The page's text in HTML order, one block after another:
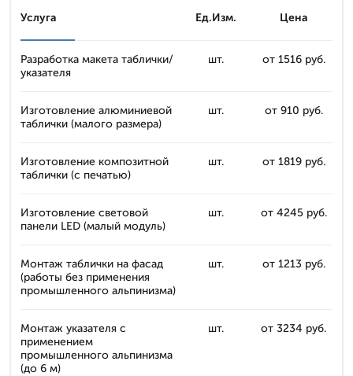
Услуга Ед.Изм. Цена
Разработка макета таблички/
указателя
шт. от 1516 руб.
Изготовление алюминиевой
таблички (малого размера)
шт. от 910 руб.
Изготовление композитной
таблички (с печатью)
шт. от 1819 руб.
Изготовление световой
панели LED (малый модуль)
шт. от 4245 руб.
Монтаж таблички на фасад
(работы без применения
промышленного альпинизма)
шт. от 1213 руб.
Монтаж указателя с
применением
промышленного альпинизма
(до 6 м)
шт. от 3234 руб.